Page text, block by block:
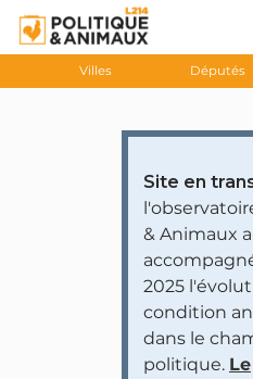
Villes Députés
Site en
& Animaux a
2025
condition
dans le
politique. Le